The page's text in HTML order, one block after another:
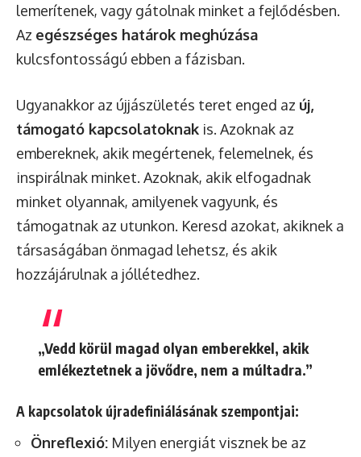
lemerítenek, vagy gátolnak minket a fejlődésben.
Az egészséges határok meghúzása
kulcsfontosságú ebben a fázisban.
Ugyanakkor az újjászületés teret enged az új,
támogató kapcsolatoknak is. Azoknak az
embereknek, akik megértenek, felemelnek, és
inspirálnak minket. Azoknak, akik elfogadnak
minket olyannak, amilyenek vagyunk, és
támogatnak az utunkon. Keresd azokat, akiknek a
társaságában önmagad lehetsz, és akik
hozzájárulnak a jóllétedhez.
„Vedd körül magad olyan emberekkel, akik
emlékeztetnek a jövődre, nem a múltadra.”
A kapcsolatok újradefiniálásának szempontjai:
Önreflexió: Milyen energiát visznek be az